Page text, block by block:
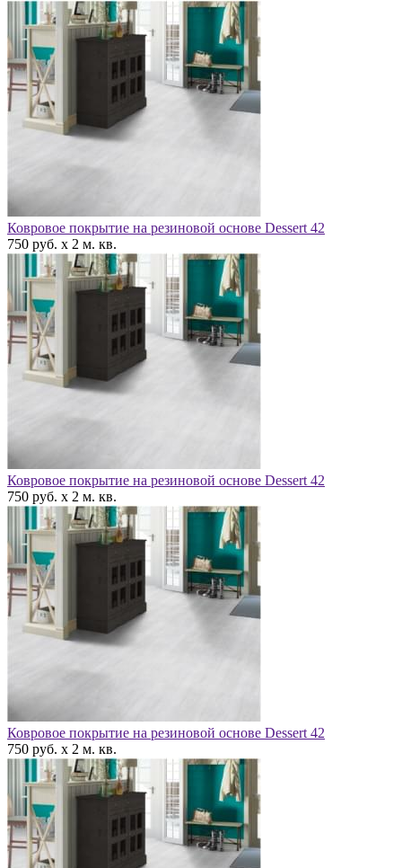
Ковровое покрытие на резиновой основе Dessert 42
750 руб. x 2 м. кв.
Ковровое покрытие на резиновой основе Dessert 42
750 руб. x 2 м. кв.
Ковровое покрытие на резиновой основе Dessert 42
750 руб. x 2 м. кв.